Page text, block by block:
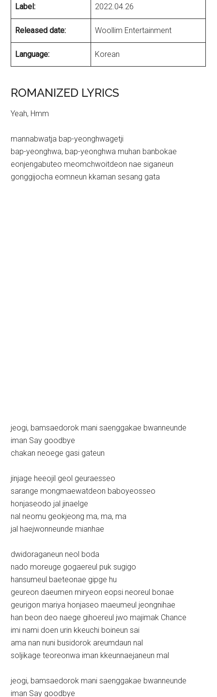
Label: 2022.04.26
Released date: Woollim Entertainment
Language: Korean
ROMANIZED LYRICS
Yeah, Hmm
mannabwatja bap-yeonghwagetji
bap-yeonghwa, bap-yeonghwa muhan banbokae
eonjengabuteo meomchwoitdeon nae siganeun
gonggijocha eomneun kkaman sesang gata
jeogi, bamsaedorok mani saenggakae bwanneunde
iman Say goodbye
chakan neoege gasi gateun
jinjage heeojil geol geuraesseo
sarange mongmaewatdeon baboyeosseo
honjaseodo jal jinaelge
nal neomu geokjeong ma, ma, ma
jal haejwonneunde mianhae
dwidoraganeun neol boda
nado moreuge gogaereul puk sugigo
hansumeul baeteonae gipge hu
geureon daeumen miryeon eopsi neoreul bonae
geurigon mariya honjaseo maeumeul jeongnihae
han beon deo naege gihoereul jwo majimak Chance
imi nami doen urin kkeuchi boineun sai
ama nan nuni busidorok areumdaun nal
soljikage teoreonwa iman kkeunnaejaneun mal
jeogi, bamsaedorok mani saenggakae bwanneunde
iman Say goodbye